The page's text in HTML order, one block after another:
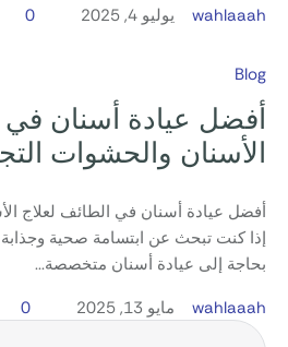
wahlaaah يوليو 4, 2025 0
Blog
أفضل عيادة أسنان في
الأسنان والحشوات
أفضل عيادة أسنان في الطائف لعلاج
إذا كنت تبحث عن ابتسامة صحية
بحاجة إلى عيادة أسنان متخصصة...
wahlaaah مايو 13, 2025 0